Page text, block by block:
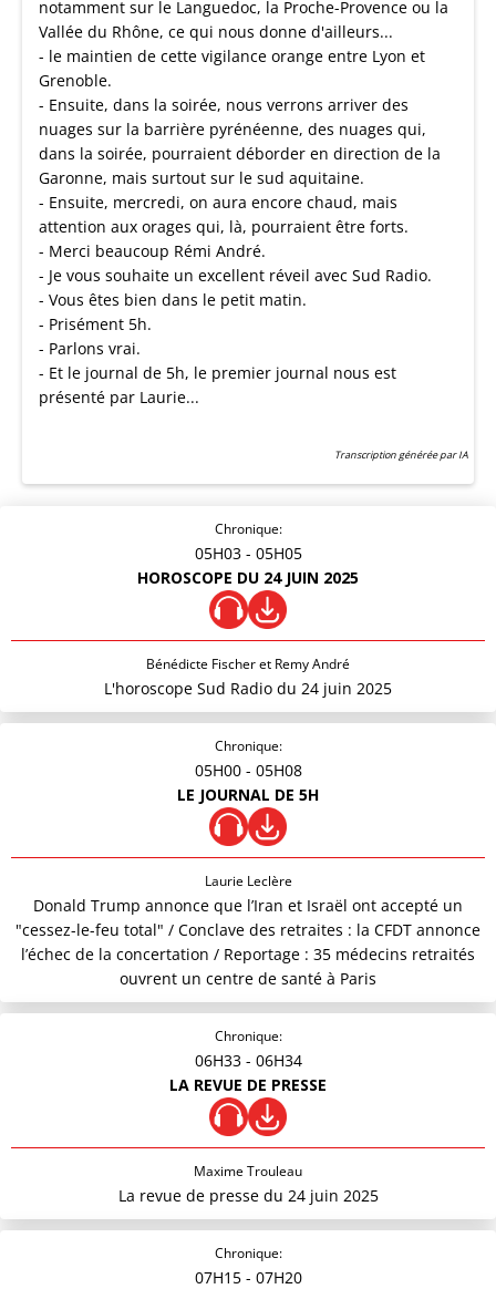
notamment sur le Languedoc, la Proche-Provence ou la
Vallée du Rhône, ce qui nous donne d'ailleurs...
- le maintien de cette vigilance orange entre Lyon et
Grenoble.
- Ensuite, dans la soirée, nous verrons arriver des
nuages sur la barrière pyrénéenne, des nuages qui,
dans la soirée, pourraient déborder en direction de la
Garonne, mais surtout sur le sud aquitaine.
- Ensuite, mercredi, on aura encore chaud, mais
attention aux orages qui, là, pourraient être forts.
- Merci beaucoup Rémi André.
- Je vous souhaite un excellent réveil avec Sud Radio.
- Vous êtes bien dans le petit matin.
- Prisément 5h.
- Parlons vrai.
- Et le journal de 5h, le premier journal nous est
présenté par Laurie...
Transcription générée par IA
Chronique:
05H03 - 05H05
HOROSCOPE DU 24 JUIN 2025
Bénédicte Fischer et Remy André
L'horoscope Sud Radio du 24 juin 2025
Chronique:
05H00 - 05H08
LE JOURNAL DE 5H
Laurie Leclère
Donald Trump annonce que l’Iran et Israël ont accepté un
"cessez-le-feu total" / Conclave des retraites : la CFDT annonce
l’échec de la concertation / Reportage : 35 médecins retraités
ouvrent un centre de santé à Paris
Chronique:
06H33 - 06H34
LA REVUE DE PRESSE
Maxime Trouleau
La revue de presse du 24 juin 2025
Chronique:
07H15 - 07H20